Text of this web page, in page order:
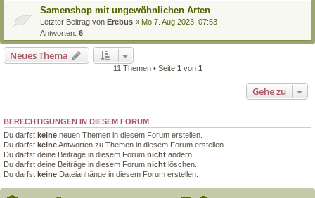
Samenshop mit ungewöhnlichen Arten
Letzter Beitrag von Erebus « Mo 7. Aug 2023, 07:53
Antworten: 6
Neues Thema
11 Themen • Seite 1 von 1
Gehe zu
BERECHTIGUNGEN IN DIESEM FORUM
Du darfst keine neuen Themen in diesem Forum erstellen.
Du darfst keineAntworten zu Themen in diesem Forum erstellen.
Du darfst deine Beiträge in diesem Forum nicht ändern.
Du darfst deine Beiträge in diesem Forum nicht löschen.
Du darfst keine Dateianhänge in diesem Forum erstellen.